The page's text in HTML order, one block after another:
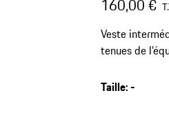
160,00 €
Veste
tenues de
Taille:-